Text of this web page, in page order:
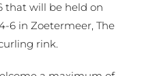
that will be held on
6 in Zoetermeer, The
rink.